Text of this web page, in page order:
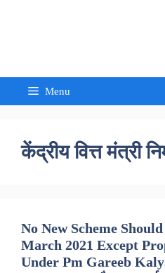
Menu
केंद्रीय वित्त मंत्री
No New Scheme
March 2021 Except
Under Pm Gareeb